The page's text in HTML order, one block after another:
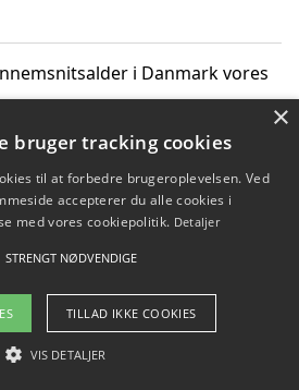
i Danmark vores
CO2-udledning påvirker vores
Blog Betingelser
×
bruger tracking cookies
til at forbedre brugeroplevelsen. Ved
accepterer du alle cookies i
med vores cookiepolitik. Detaljer
STRENGT NØDVENDIGE
TILLAD IKKE COOKIES
VIS DETALJER